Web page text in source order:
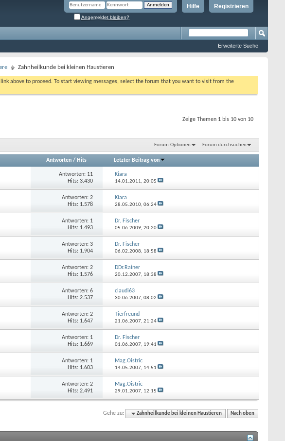
Registrieren
Hilfe
Angemeldet bleiben?
Erweiterte Suche
Zahnheilkunde bei kleinen Haustieren
above to proceed. To start viewing messages, select the forum that you want to visit from the
Zeige Themen 1 bis 10 von 10
Forum-Optionen Forum durchsuchen
Antworten/ Hits Letzter Beitrag von
Antworten: 11
Hits: 3.430
Kiara
14.01.2011, 20:05
Antworten: 2
Hits: 1.578
Kiara
28.05.2010, 06:24
Antworten: 1
Hits: 1.493
Dr. Fischer
05.06.2009, 20:20
Antworten: 3
Hits: 1.904
Dr. Fischer
06.02.2008, 18:58
Antworten: 2
Hits: 1.576
DDr.Rainer
20.12.2007, 18:38
Antworten: 6
Hits: 2.537
claudi63
30.06.2007, 08:02
Antworten: 2
Hits: 1.647
Tierfreund
21.06.2007, 21:24
Antworten: 1
Hits: 1.669
Dr. Fischer
01.06.2007, 19:41
Antworten: 1
Hits: 1.603
Mag.Oistric
14.05.2007, 14:51
Antworten: 2
Hits: 2.491
Mag.Oistric
29.01.2007, 12:15
Gehe zu: Zahnheilkunde bei kleinen Haustieren Nach oben